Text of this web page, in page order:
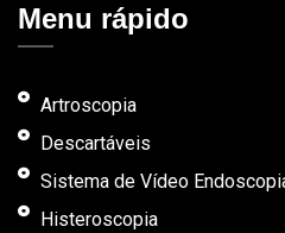
Menu rápido
Artroscopia
Descartáveis
Sistema de Vídeo
Histeroscopia